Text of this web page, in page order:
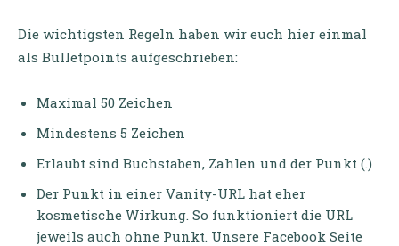
Die wichtigsten Regeln haben wir euch hier einmal
als Bulletpoints aufgeschrieben:
Maximal 50 Zeichen
Mindestens 5 Zeichen
Erlaubt sind Buchstaben, Zahlen und der Punkt (.)
Der Punkt in einer Vanity-URL hat eher
kosmetische Wirkung. So funktioniert die URL
jeweils auch ohne Punkt. Unsere Facebook Seite